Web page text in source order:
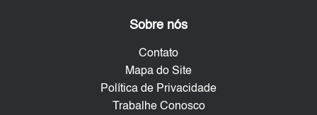
Sobre nós
Contato
Mapa do Site
Política de Privacidade
Trabalhe Conosco